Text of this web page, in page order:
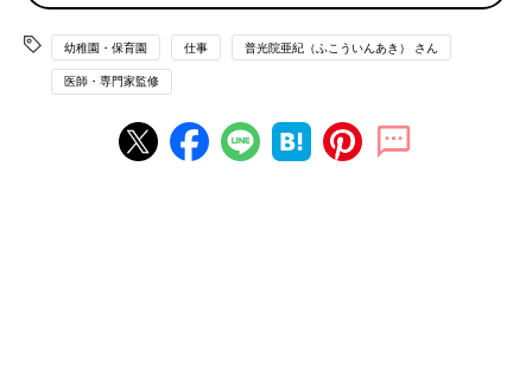
保育園の卒園式はいつごろ？
保育園の卒園式は3月の中旬から下旬に行われることが多いよう
です。入園式と同じく、平日に行われる園もあれば土曜日に行わ
れる園もあるので、やはり年間行事予定表で早めにチェックをし
幼稚園・保育園 仕事 普光院亜紀（ふこういんあき） さん
医師・専門家監修